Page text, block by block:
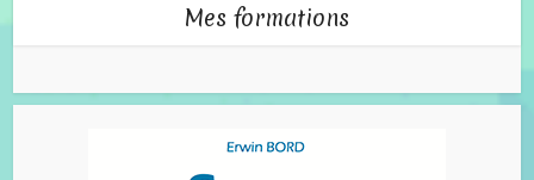
Mes formations